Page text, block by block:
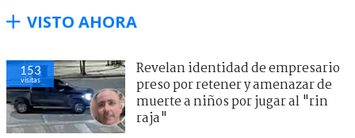
VISTO AHORA
153
visitas
Revelan identidad de empresario
preso por retener y amenazar de
muerte a niños por jugar al "rin
raja"